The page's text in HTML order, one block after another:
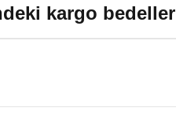
kargo